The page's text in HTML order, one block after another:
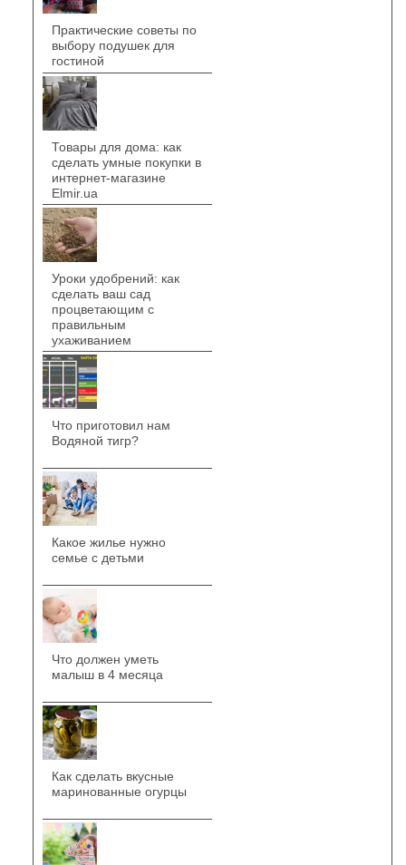
Практические советы по
выбору подушек для
гостиной
Товары для дома: как
сделать умные покупки в
интернет-магазине
Elmir.ua
Уроки удобрений: как
сделать ваш сад
процветающим с
правильным
ухаживанием
Что приготовил нам
Водяной тигр?
Какое жилье нужно
семье с детьми
Что должен уметь
малыш в 4 месяца
Как сделать вкусные
маринованные огурцы